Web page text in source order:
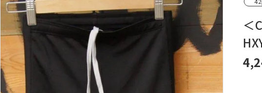
OtherBags
Cooking Gear
Sleeping Gear
Tent ＆ Shelter
Camping Gear
Field Gear
Climb ＆ Alpine
XXS
MLXL
本気の登山用品
春・夏に向けたアウトド
ッズ
冬期・雪山に向けたウ
ギア
テント泊山行に向けた
ア！
沢登りに向けたウェア・
＜